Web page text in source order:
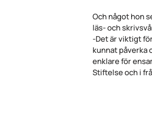
Och något hon
läs- och
-Det är viktigt
kunnat påverka
enklare för
Stiftelse och i